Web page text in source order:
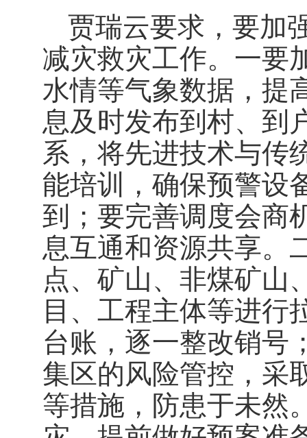
贾瑞云要求，要加
减灾救灾工作。一要
水情等气象数据，提
息及时发布到村、到
系，将先进技术与传
能培训，确保预警设
到；要完善调度会商
息互通和资源共享。
点、矿山、非煤矿山
目、工程主体等进行
台账，逐一整改销号
集区的风险管控，采
等措施，防患于未然